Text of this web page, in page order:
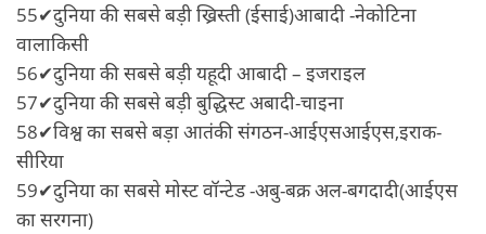
55✔दुनिया की सबसे बड़ी ख्रिस्ती (ईसाई)आबादी -नेकोटिना
वालाकिसी
56✔दुनिया की सबसे बड़ी यहूदी आबादी – इजराइल
57✔दुनिया की सबसे बड़ी बुद्धिस्ट अबादी-चाइना
58✔विश्व का सबसे बड़ा आतंकी संगठन-आईएसआईएस,इराक-
सीरिया
59✔दुनिया का सबसे मोस्ट वॉन्टेड -अबु-बक्र अल-बगदादी(आईएस
का सरगना)